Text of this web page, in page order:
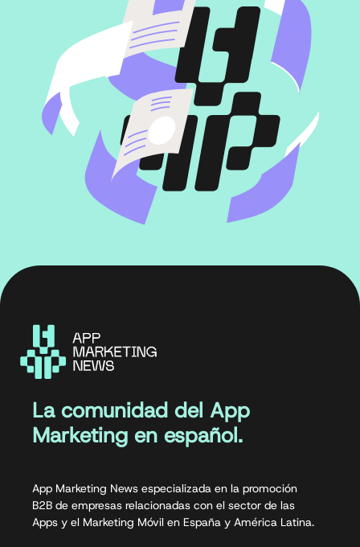
La comunidad del App
Marketing en español.
App Marketing News especializada en la promoción
B2B de empresas relacionadas con el sector de las
Apps y el Marketing Móvil en España y América Latina.